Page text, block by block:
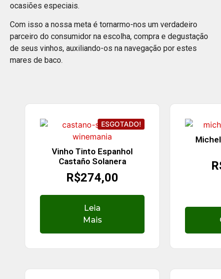
ocasiões especiais.
Com isso a nossa meta é tornarmo-nos um verdadeiro
parceiro do consumidor na escolha, compra e degustação
de seus vinhos, auxiliando-os na navegação por estes
mares de baco.
ESGOTADO!
Vinho Tinto Espanhol
Castaño Solanera
R$274,00
Leia
Mais